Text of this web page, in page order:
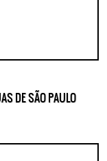
DE SÃO PAULO